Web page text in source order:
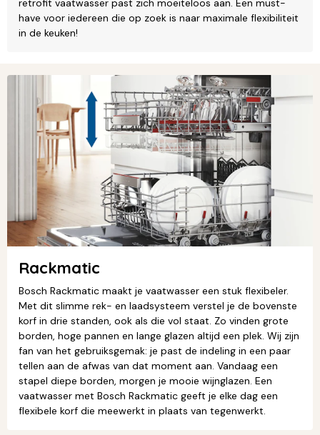
retrofit vaatwasser past zich moeiteloos aan. Een must-
have voor iedereen die op zoek is naar maximale flexibiliteit
in de keuken!
Rackmatic
Bosch Rackmatic maakt je vaatwasser een stuk flexibeler.
Met dit slimme rek- en laadsysteem verstel je de bovenste
korf in drie standen, ook als die vol staat. Zo vinden grote
borden, hoge pannen en lange glazen altijd een plek. Wij zijn
fan van het gebruiksgemak: je past de indeling in een paar
tellen aan de afwas van dat moment aan. Vandaag een
stapel diepe borden, morgen je mooie wijnglazen. Een
vaatwasser met Bosch Rackmatic geeft je elke dag een
flexibele korf die meewerkt in plaats van tegenwerkt.